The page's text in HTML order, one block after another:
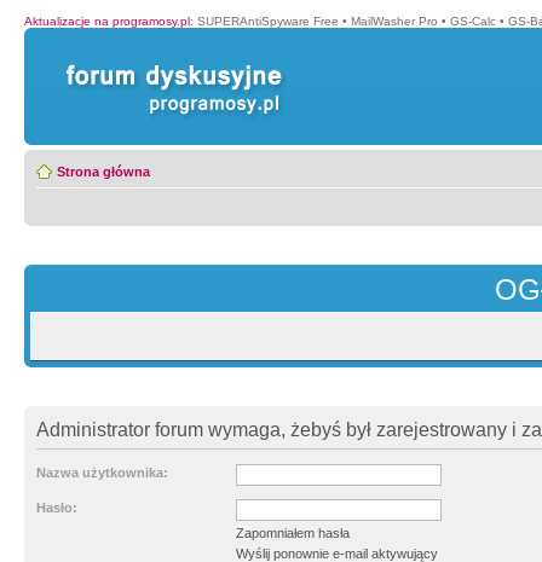
Aktualizacje na programosy.pl: SUPERAntiSpyware Free • MailWasher Pro • GS-Calc • GS-
Strona główna
Administrator forum wymaga, żebyś był zarejestrowany i
Nazwa użytkownika:
Hasło:
Zapomniałem hasła
Wyślij ponownie e-mail aktywujący